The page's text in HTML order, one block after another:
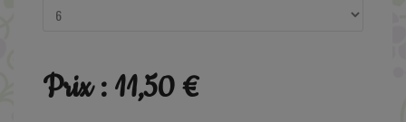
Prix : 11,50 €